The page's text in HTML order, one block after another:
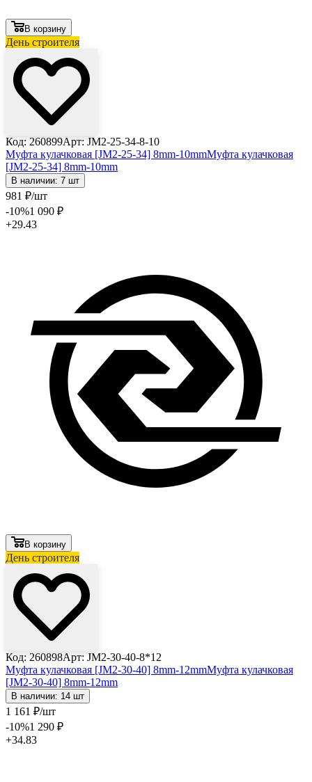
В корзину
День строителя
Код: 260899Арт: JM2-25-34-8-10
Муфта кулачковая [JM2-25-34] 8mm-10mmМуфта кулачковая
[JM2-25-34] 8mm-10mm
В наличии: 7 шт
981 ₽/шт
-10%1 090 ₽
+29.43
В корзину
День строителя
Код: 260898Арт: JM2-30-40-8*12
Муфта кулачковая [JM2-30-40] 8mm-12mmМуфта кулачковая
[JM2-30-40] 8mm-12mm
В наличии: 14 шт
1 161 ₽/шт
-10%1 290 ₽
+34.83